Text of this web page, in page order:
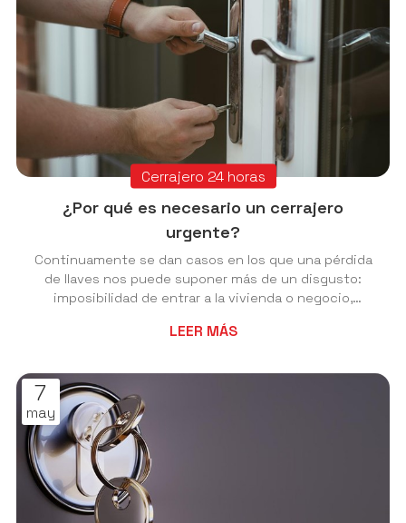
¿Por qué es necesario un cerrajero
urgente?
Cerrajero 24 horas
Continuamente se dan casos en los que una pérdida
de llaves nos puede suponer más de un disgusto:
imposibilidad de entrar a la vivienda o negocio,
lugar alejado de nuestro destino… Estas son solo las
encuentran frente a casos de gravedad, sin
mencionar la posibilidad de hurtos y sustracción de
las llaves, además de la carencia del debido duplicado.
Para lograr la mejor solución, en Cerrajería...
LEER MÁS
7
may